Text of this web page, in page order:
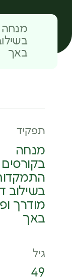
מנחה
באך
תפקיד
מנחה
בקורסים
בשילוב
מודרך
באך
גיל
49